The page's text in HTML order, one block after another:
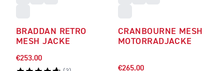
BRADDAN RETRO
MESH JACKE
€253.00
CRANBOURNE MESH
MOTORRADJACKE
€265.00